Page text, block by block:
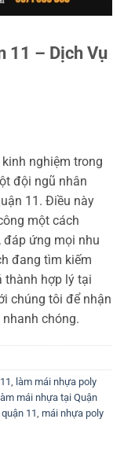
11 – Dịch Vụ
nghiệm trong
đội ngũ nhân
11. Điều này
một cách
đáp ứng mọi nhu
đang tìm kiếm
thành hợp lý tại
chúng tôi để nhận
chóng.
, làm mái nhựa poly
làm mái nhựa tại Quận
11, mái nhựa poly